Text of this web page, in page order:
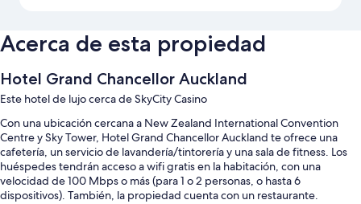
Acerca de esta propiedad
Hotel Grand Chancellor Auckland
Este hotel de lujo cerca de SkyCity Casino
Con una ubicación cercana a New Zealand International Convention
Centre y Sky Tower, Hotel Grand Chancellor Auckland te ofrece una
cafetería, un servicio de lavandería/tintorería y una sala de fitness. Los
huéspedes tendrán acceso a wifi gratis en la habitación, con una
velocidad de 100 Mbps o más (para 1 o 2 personas, o hasta 6
dispositivos). También, la propiedad cuenta con un restaurante.